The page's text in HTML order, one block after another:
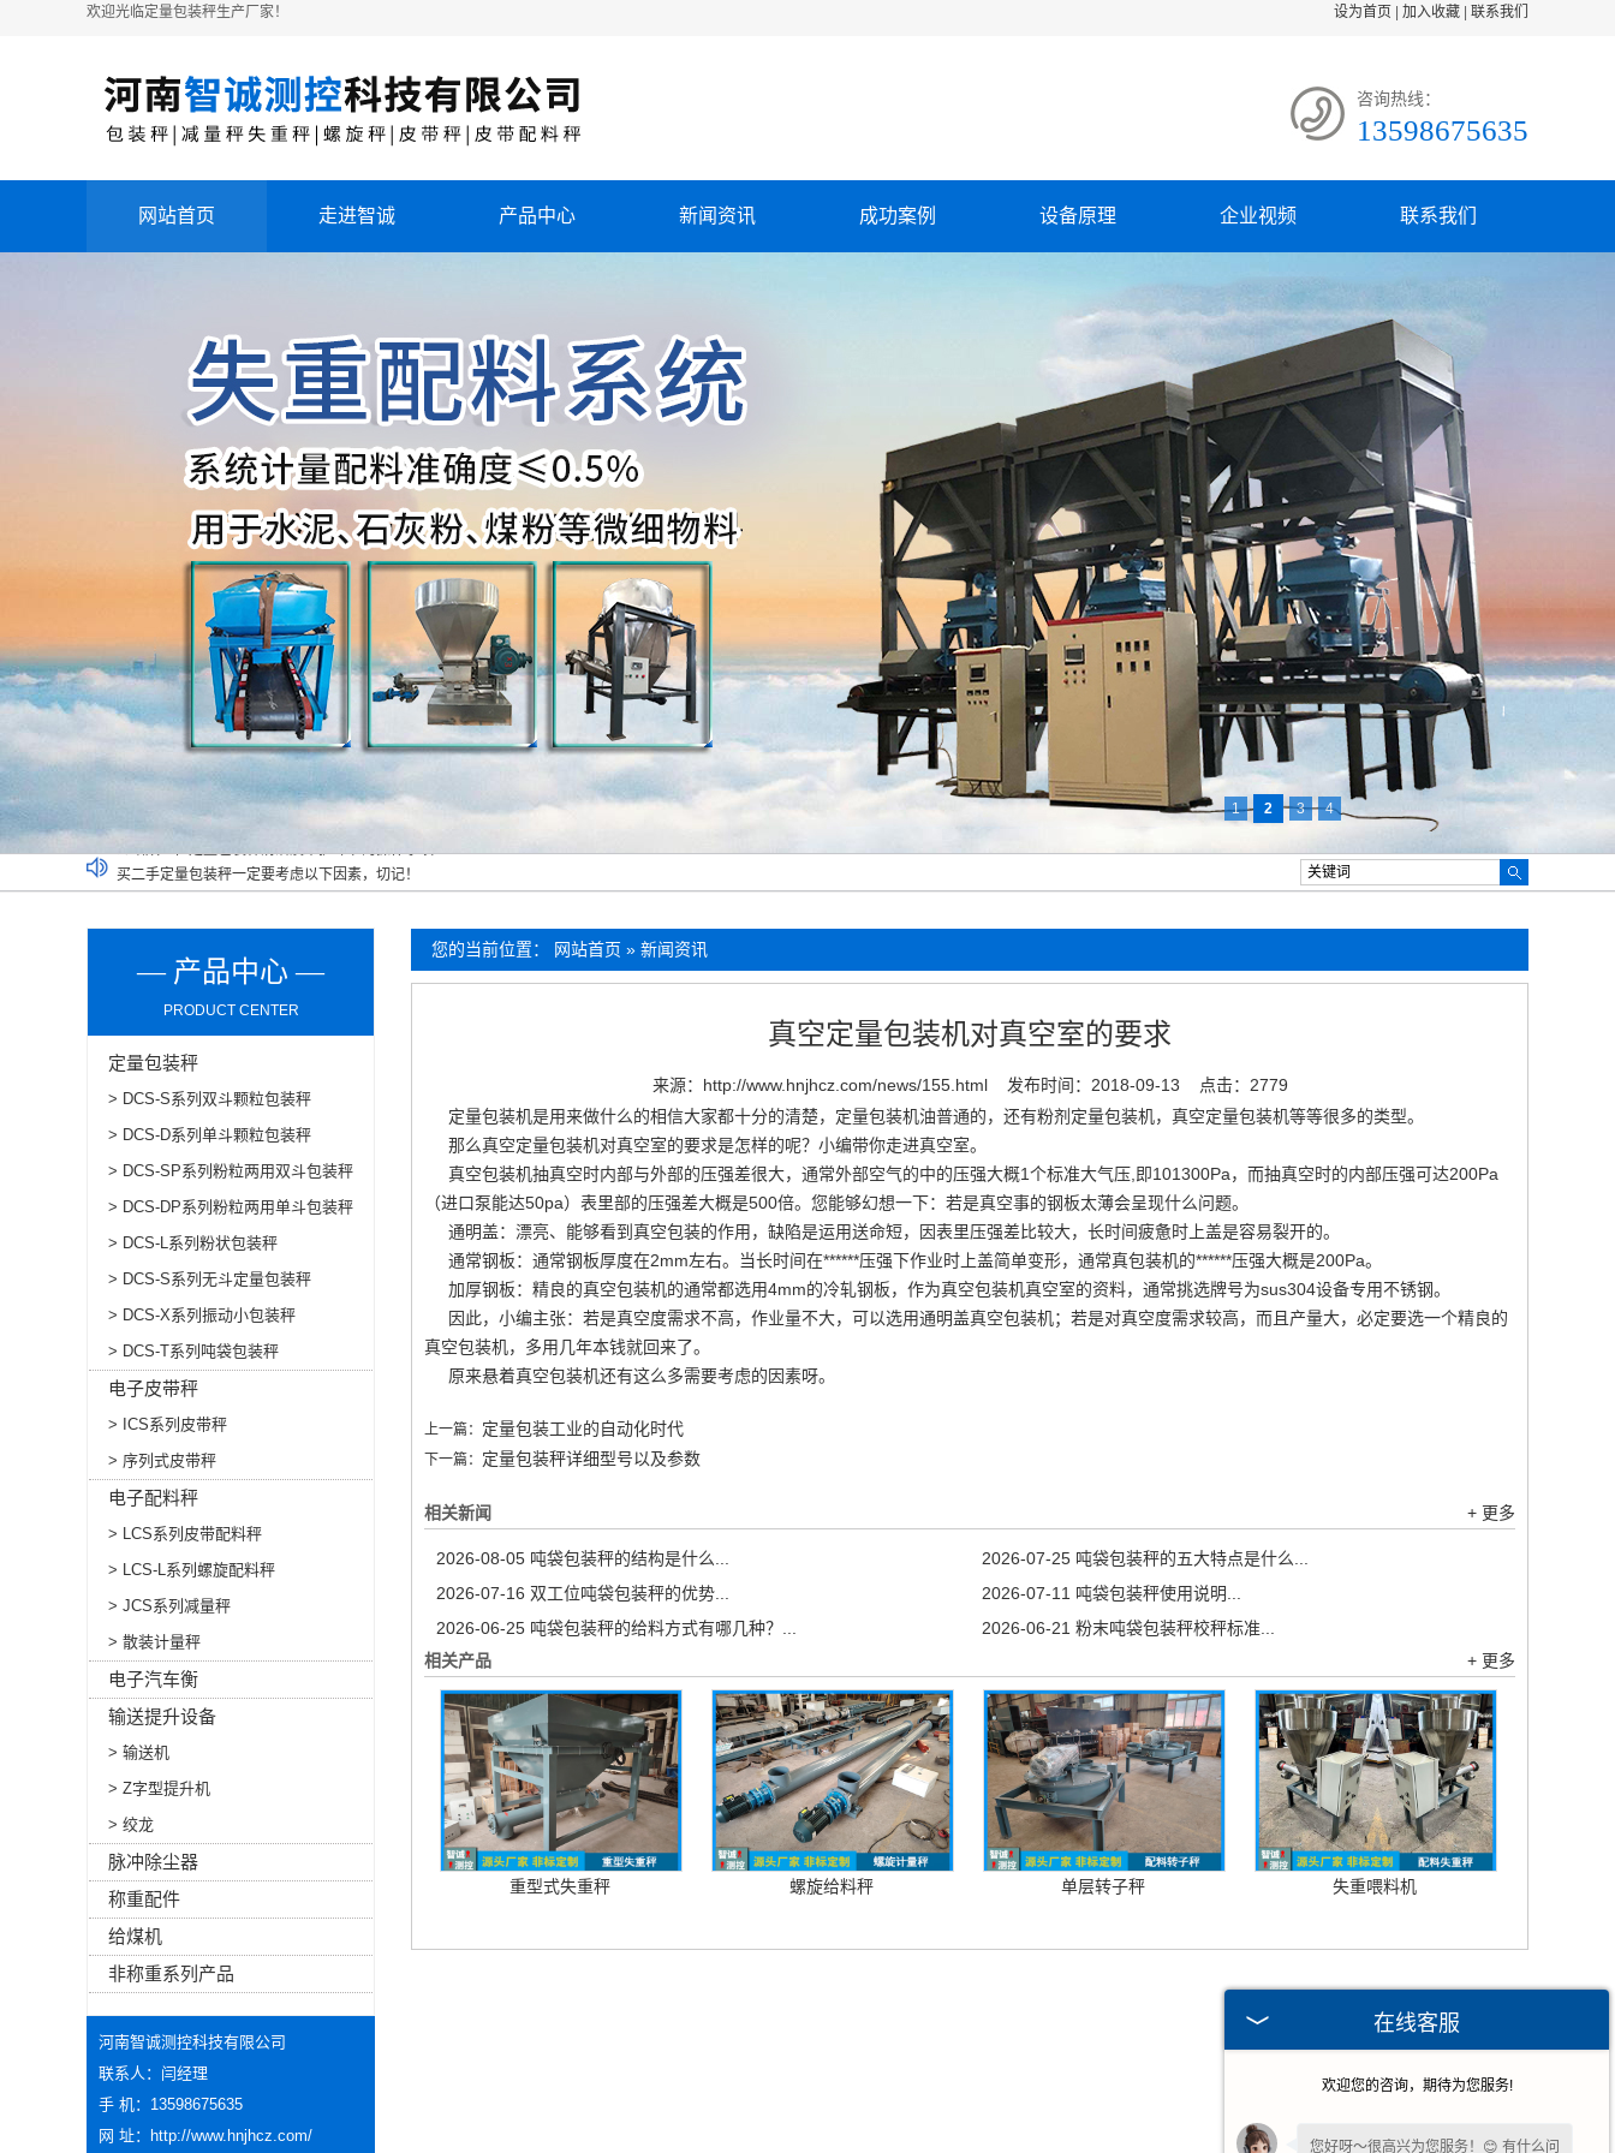
欢迎光临定量包装秤生产厂家！ 设为首页 加入收藏 联系我们
咨询热线：
13598675635
网站首页 走进智诚 产品中心 新闻资讯 成功案例 设备原理 企业视频 联系我们
1 2 3 4
买二手定量包装秤一定要考虑以下因素，切记！
吨袋包装秤都可以实现哪些功能？
介绍双工位定量包装秤清洁及维护环节的操作事项您的当前位置： 网站首页 » 新闻资讯
真空定量包装机对真空室的要求
来源： http://www.hnjhcz.com/news/155.html 发布时间：2018-09-13
点击：2779
定量包装机是用来做什么的相信大家都十分的清楚，定量包装机油普通的，还有粉剂定量包装机，真空定量包装机等等很多的类型。
那么真空定量包装机对真空室的要求是怎样的呢？小编带你走进真空室。
真空包装机抽真空时内部与外部的压强差很大，通常外部空气的中的压强大概1个标准大气压,即101300Pa，而抽真空时的内部压强可达200Pa
（进口泵能达50pa）表里部的压强差大概是500倍。您能够幻想一下：若是真空事的钢板太薄会呈现什么问题。
通明盖：漂亮、能够看到真空包装的作用，缺陷是运用送命短，因表里压强差比较大，长时间疲惫时上盖是容易裂开的。
通常钢板：通常钢板厚度在2mm左右。当长时间在******压强下作业时上盖简单变形，通常真包装机的******压强大概是200Pa。
加厚钢板：精良的真空包装机的通常都选用4mm的冷轧钢板，作为真空包装机真空室的资料，通常挑选牌号为sus304设备专用不锈钢。
因此，小编主张：若是真空度需求不高，作业量不大，可以选用通明盖真空包装机；若是对真空度需求较高，而且产量大，必定要选一个精良的
真空包装机，多用几年本钱就回来了。
原来悬着真空包装机还有这么多需要考虑的因素呀。
上一篇： 定量包装工业的自动化时代
下一篇： 定量包装秤详细型号以及参数
相关新闻 + 更多
2026-08-05 吨袋包装秤的结构是什么... 2026-07-25 吨袋包装秤的五大特点是什么...
2026-07-16 双工位吨袋包装秤的优势... 2026-07-11 吨袋包装秤使用说明...
2026-06-25 吨袋包装秤的给料方式有哪几种？... 2026-06-21 粉末吨袋包装秤校秤标准...
相关产品
+ 更多
重型式失重秤 螺旋给料秤 单层转子秤 失重喂料机
— 产品中心 —
PRODUCT CENTER
定量包装秤
> DCS-S系列双斗颗粒包装秤
> DCS-D系列单斗颗粒包装秤
> DCS-SP系列粉粒两用双斗包装秤
> DCS-DP系列粉粒两用单斗包装秤
> DCS-L系列粉状包装秤
> DCS-S系列无斗定量包装秤
> DCS-X系列振动小包装秤
> DCS-T系列吨袋包装秤
电子皮带秤
> ICS系列皮带秤
> 序列式皮带秤
电子配料秤
> LCS系列皮带配料秤
> LCS-L系列螺旋配料秤
> JCS系列减量秤
> 散装计量秤
电子汽车衡
输送提升设备
> 输送机
> Z字型提升机
> 绞龙
脉冲除尘器
称重配件
给煤机
非称重系列产品
河南智诚测控科技有限公司
联系人：闫经理
手 机：13598675635
网 址：
http://www.hnjhcz.com/
在线客服
欢迎您的咨询，期待为您服务!
您好呀～很高兴为您服务！😊 有什么问